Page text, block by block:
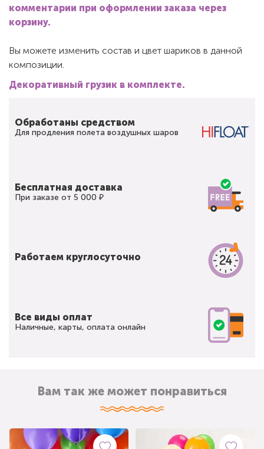
комментарии при оформлении заказа через
корзину.
Вы можете изменить состав и цвет шариков в данной
композиции.
Декоративный грузик в комплекте.
Обработаны средством
Для продления полета воздушных шаров
Бесплатная доставка
При заказе от 5 000 ₽
Работаем круглосуточно
Все виды оплат
Наличные, карты, оплата онлайн
Вам так же может понравиться